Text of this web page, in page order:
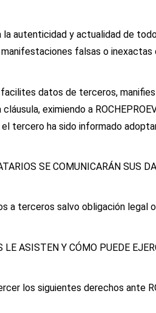
la autenticidad y actualidad de
falsas o inexactas
facilites datos de terceros,
eximiendo a
tercero ha sido informado
SE COMUNICARÁN SUS
a terceros salvo obligación legal
LE ASISTEN Y CÓMO PUEDE
los siguientes derechos ante